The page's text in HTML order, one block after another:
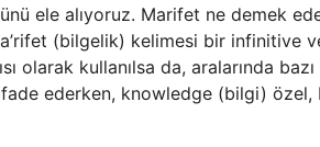
ele alıyoruz. Marifet ne demek
(bilgelik) kelimesi bir infinitive
olarak kullanılsa da, aralarında
ederken, knowledge (bilgi)